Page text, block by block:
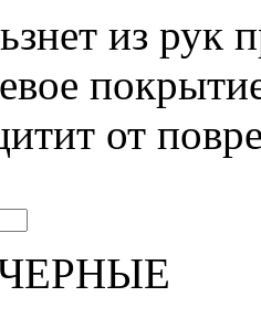
из рук
от
ЧЕРНЫЕ